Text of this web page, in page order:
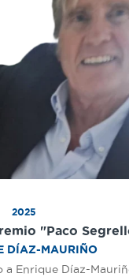
2025
"Paco
DÍAZ-MAURIÑO
a Enrique Díaz-